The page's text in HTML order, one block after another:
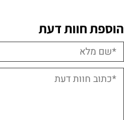
הוספת חוות דעת